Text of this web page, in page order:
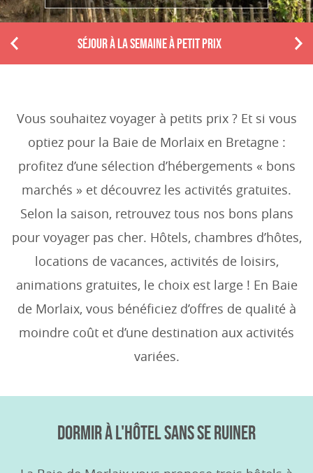
P
SÉJOUR À LA SEMAINE À PETIT PRIX
N
Vous souhaitez voyager à petits prix ? Et si vous
optiez pour la Baie de Morlaix en Bretagne :
profitez d’une sélection d’hébergements « bons
marchés » et découvrez les activités gratuites.
Selon la saison, retrouvez tous nos bons plans
pour voyager pas cher. Hôtels, chambres d’hôtes,
locations de vacances, activités de loisirs,
animations gratuites, le choix est large ! En Baie
de Morlaix, vous bénéficiez d’offres de qualité à
moindre coût et d’une destination aux activités
variées.
DORMIR À L'HÔTEL SANS SE RUINER